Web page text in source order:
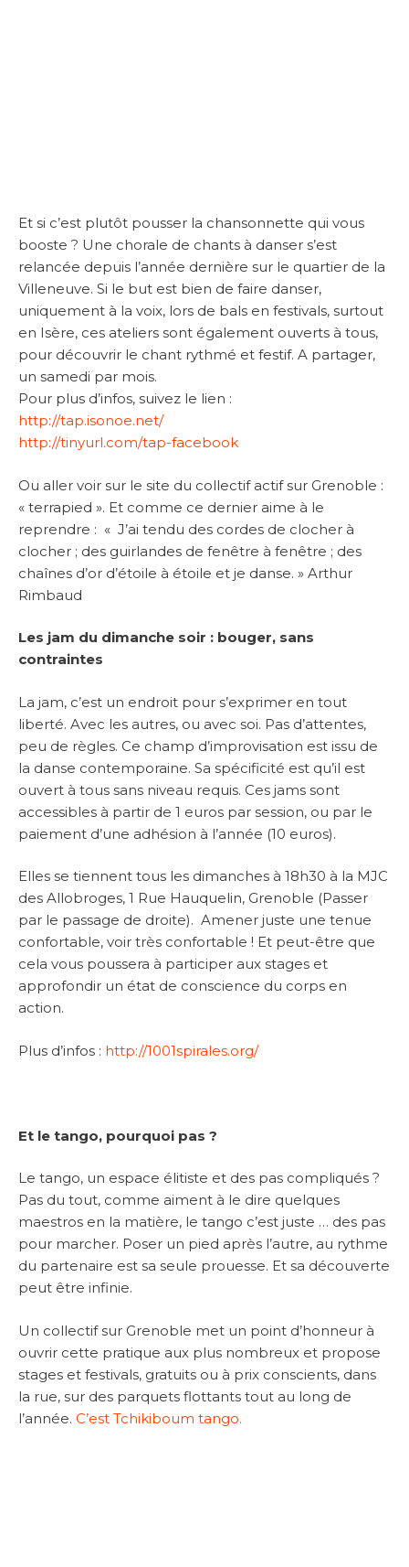
Et si c’est plutôt pousser la chansonnette qui vous
booste ? Une chorale de chants à danser s’est
relancée depuis l’année dernière sur le quartier de la
Villeneuve. Si le but est bien de faire danser,
uniquement à la voix, lors de bals en festivals, surtout
en Isère, ces ateliers sont également ouverts à tous,
pour découvrir le chant rythmé et festif. A partager,
un samedi par mois.
Pour plus d’infos, suivez le lien :
http://tap.isonoe.net/
http://tinyurl.com/tap-facebook
Ou aller voir sur le site du collectif actif sur Grenoble :
« terrapied ». Et comme ce dernier aime à le
reprendre : « J’ai tendu des cordes de clocher à
clocher ; des guirlandes de fenêtre à fenêtre ; des
chaînes d’or d’étoile à étoile et je danse. » Arthur
Rimbaud
Les jam du dimanche soir : bouger, sans
contraintes
La jam, c’est un endroit pour s’exprimer en tout
liberté. Avec les autres, ou avec soi. Pas d’attentes,
peu de règles. Ce champ d’improvisation est issu de
la danse contemporaine. Sa spécificité est qu’il est
ouvert à tous sans niveau requis. Ces jams sont
accessibles à partir de 1 euros par session, ou par le
paiement d’une adhésion à l’année (10 euros).
Elles se tiennent tous les dimanches à 18h30 à la MJC
des Allobroges, 1 Rue Hauquelin, Grenoble (Passer
par le passage de droite). Amener juste une tenue
confortable, voir très confortable ! Et peut-être que
cela vous poussera à participer aux stages et
approfondir un état de conscience du corps en
action.
Plus d’infos : http://1001spirales.org/
Et le tango, pourquoi pas ?
Le tango, un espace élitiste et des pas compliqués ?
Pas du tout, comme aiment à le dire quelques
maestros en la matière, le tango c’est juste … des pas
pour marcher. Poser un pied après l’autre, au rythme
du partenaire est sa seule prouesse. Et sa découverte
peut être infinie.
Un collectif sur Grenoble met un point d’honneur à
ouvrir cette pratique aux plus nombreux et propose
stages et festivals, gratuits ou à prix conscients, dans
la rue, sur des parquets flottants tout au long de
l’année. C’est Tchikiboum tango.